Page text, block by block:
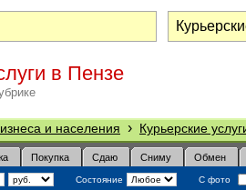
в Пензе
и населения › Курьерские
Покупка Сдаю Сниму Обмен
Состояние С фото